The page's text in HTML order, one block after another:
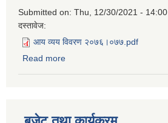
Submitted on: Thu, 12/30/2021 - 14:00
दस्तावेज:
आय व्यय विवरण २०७६।०७७.pdf
Read more